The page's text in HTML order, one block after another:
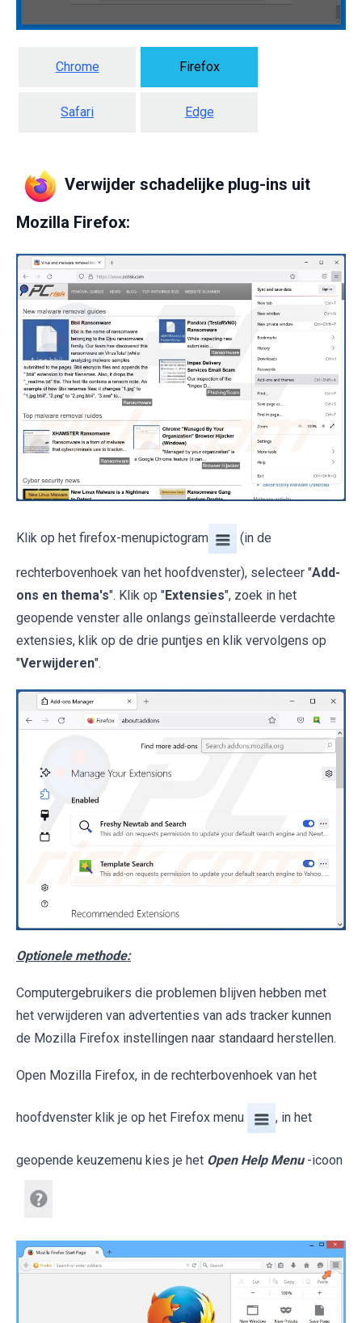
Chrome Firefox
Safari Edge
Verwijder schadelijke plug-ins uit
Mozilla Firefox:
Klik op het firefox-menupictogram (in de
rechterbovenhoek van het hoofdvenster), selecteer "Add-
ons en thema's". Klik op "Extensies", zoek in het
geopende venster alle onlangs geïnstalleerde verdachte
extensies, klik op de drie puntjes en klik vervolgens op
"Verwijderen".
Optionele methode:
Computergebruikers die problemen blijven hebben met
het verwijderen van advertenties van ads tracker kunnen
de Mozilla Firefox instellingen naar standaard herstellen.
Open Mozilla Firefox, in de rechterbovenhoek van het
hoofdvenster klik je op het Firefox menu , in het
geopende keuzemenu kies je het Open Help Menu -icoon